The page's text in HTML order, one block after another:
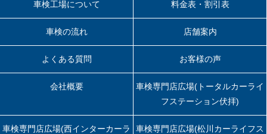
車検工場について 料金表・割引表
車検の流れ 店舗案内
よくある質問 お客様の声
会社概要
車検専門店広場(トータルカーライ
フステーション伏拝)
車検専門店広場(西インターカーラ
車検専門店広場(松川カーライフス